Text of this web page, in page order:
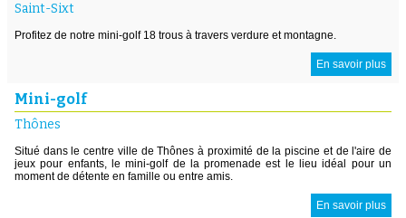
Saint-Sixt
Profitez de notre mini-golf 18 trous à travers verdure et montagne.
En savoir plus
Mini-golf
Thônes
Situé dans le centre ville de Thônes à proximité de la piscine et de l'aire de
jeux pour enfants, le mini-golf de la promenade est le lieu idéal pour un
moment de détente en famille ou entre amis.
En savoir plus